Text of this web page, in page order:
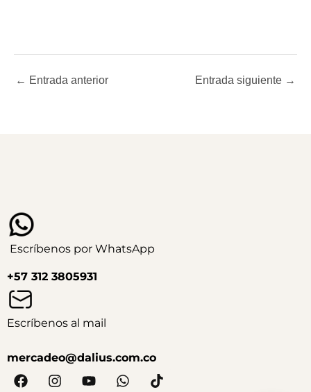
← Entrada anterior Entrada siguiente →
Escríbenos por WhatsApp
+57 312 3805931
Escríbenos al mail
mercadeo@dalius.com.co
F
a
I
n
Y
o
W
h
T
i